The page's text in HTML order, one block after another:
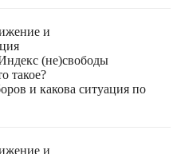
и
(не)свободы
такое?
и какова ситуация по
и